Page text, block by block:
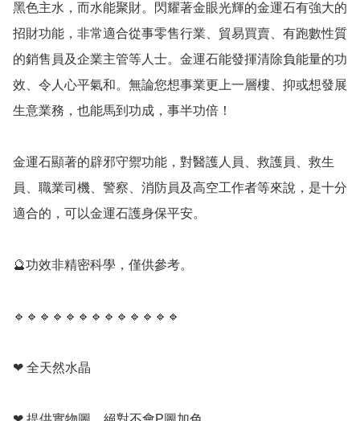
黑色主水，而水能聚財。閃耀著金眼光輝的金運石有強大的
招財功能，非常適合從事零售行業、貿易買賣、有跑數性質
的銷售員及企業主管等人士。金運石能發揮清除負能量的功
效、令人心平氣和。無論您想事業更上一層樓、抑或想發展
生意業務，也能馬到功成，事半功倍！
金運石顯著的辟邪守禦功能，對醫護人員、救護員、救生
員、職業司機、警察、消防員及高空工作者等來說，是十分
適合的，可以金運石護身保平安。
🔮功效非精密科學，僅供參考。
🔹️🔹️🔹️🔹️🔹️🔹️🔹️🔹️🔹️🔹️🔹️🔹️🔹️
❤ 全天然水晶